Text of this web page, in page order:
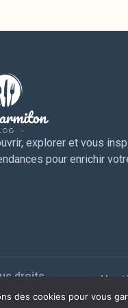
explorer et vous
pour enrichir
droits
Plan
des cookies pour vous